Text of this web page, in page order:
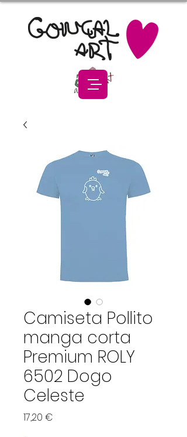
Camiseta Pollito
manga corta
Premium ROLY
6502 Dogo
Celeste
17,20 €